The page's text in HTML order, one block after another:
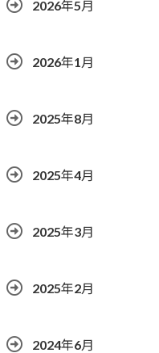
2026年5月
2026年1月
2025年8月
2025年4月
2025年3月
2025年2月
2024年6月